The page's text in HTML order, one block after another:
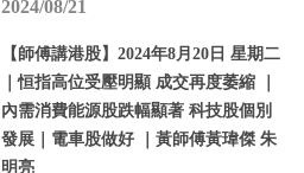
2024/08/21
【師傅講港股】2024年8月20日 星期二
｜恒指高位受壓明顯 成交再度萎縮 ｜
內需消費能源股跌幅顯著 科技股個別
發展｜電車股做好 ｜黃師傅黃瑋傑 朱
明亮